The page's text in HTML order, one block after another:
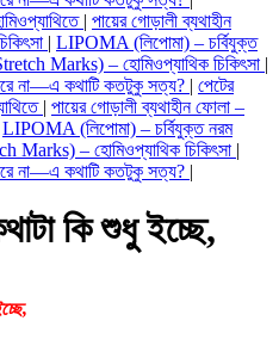
| পায়ের গোড়ালী ব্যথাহীন
| LIPOMA (লিপোমা) – চর্বিযুক্ত
Marks) – হোমিওপ্যাথিক চিকিৎসা |
না—এ কথাটি কতটুকু সত্য? | পেটের
| পায়ের গোড়ালী ব্যথাহীন ফোলা –
LIPOMA (লিপোমা) – চর্বিযুক্ত নরম
Marks) – হোমিওপ্যাথিক চিকিৎসা |
না—এ কথাটি কতটুকু সত্য? |
কি শুধু ইচ্ছে,